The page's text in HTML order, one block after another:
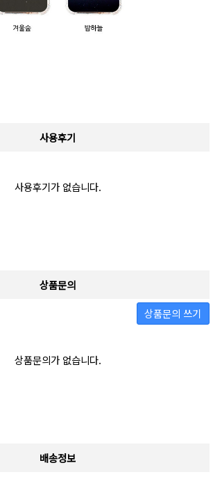
사용후기
사용후기가 없습니다.
상품문의
상품문의 쓰기
상품문의가 없습니다.
배송정보